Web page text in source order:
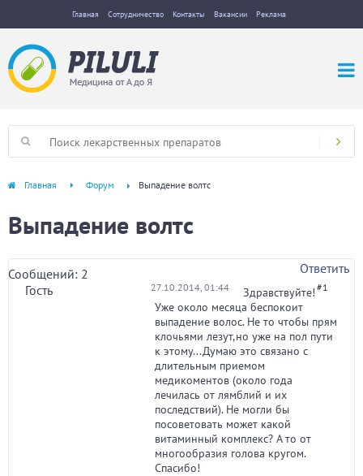
Главная Сотрудничество Контакты Вакансии Реклама
Главная Форум Выпадение волтс
Выпадение волтс
Сообщений: 2
Ответить
Гость
27.10.2014, 01:44 #1
Здравствуйте!
Уже около месяца беспокоит
выпадение волос. Не то чтобы прям
клочьями лезут,но уже на пол пути
к этому...Думаю это связано с
длительным приемом
медикоментов (около года
лечилась от лямблий и их
последствий). Не могли бы
посоветовать может какой
витаминный комплекс? А то от
многообразия голова кругом.
Спасибо!